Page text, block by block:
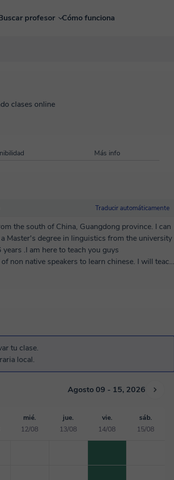
profesor Cómo funciona
clases online
Más info
Traducir automáticamente
province. I can
Master's degree in linguistics from the university
.I am here to teach you guys
non native speakers to learn chinese. I will teach
learning Chinese with me and know more
tu clase.
local.
Agosto 09 - 15, 2026
mié.
12/08
jue.
13/08
vie.
14/08
sáb.
15/08